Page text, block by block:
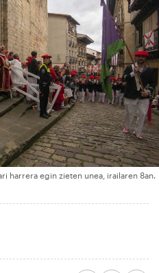
harrera egin zieten unea, irailaren 8an.